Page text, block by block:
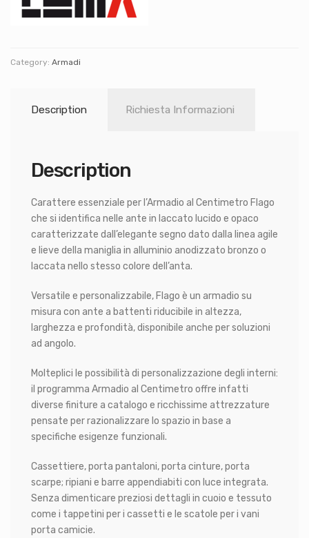
Category: Armadi
Description Richiesta Informazioni
Description
Carattere essenziale per l’Armadio al Centimetro Flago
che si identifica nelle ante in laccato lucido e opaco
caratterizzate dall’elegante segno dato dalla linea agile
e lieve della maniglia in alluminio anodizzato bronzo o
laccata nello stesso colore dell’anta.
Versatile e personalizzabile, Flago è un armadio su
misura con ante a battenti riducibile in altezza,
larghezza e profondità, disponibile anche per soluzioni
ad angolo.
Molteplici le possibilità di personalizzazione degli interni:
il programma Armadio al Centimetro offre infatti
diverse finiture a catalogo e ricchissime attrezzature
pensate per razionalizzare lo spazio in base a
specifiche esigenze funzionali.
Cassettiere, porta pantaloni, porta cinture, porta
scarpe; ripiani e barre appendiabiti con luce integrata.
Senza dimenticare preziosi dettagli in cuoio e tessuto
come i tappetini per i cassetti e le scatole per i vani
porta camicie.